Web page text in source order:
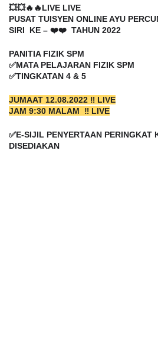
💥💥🔥🔥LIVE LIVE
PUSAT TUISYEN ONLINE AYU
SIRI  KE – ❤️❤️  TAHUN 2022
PANITIA FIZIK SPM
✅MATA PELAJARAN FIZIK SPM
✅TINGKATAN 4 & 5
JUMAAT 12.08.2022 ‼️ LIVE
JAM 9:30 MALAM  ‼️ LIVE
✅E-SIJIL PENYERTAAN PERINGKAT
DISEDIAKAN